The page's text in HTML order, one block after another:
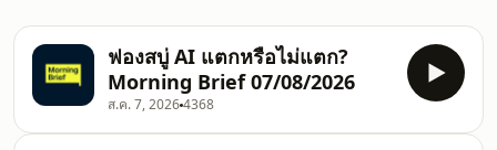
ฟองสบู่ AI แตกหรือไม่แตก?
Morning Brief 07/08/2026
ส.ค. 7, 20264368